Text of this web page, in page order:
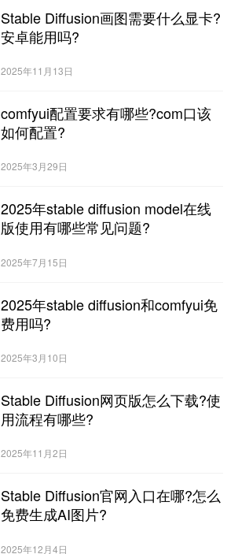
Stable Diffusion画图需要什么显卡?
安卓能用吗?
2025年11月13日
comfyui配置要求有哪些?com口该
如何配置?
2025年3月29日
2025年stable diffusion model在线
版使用有哪些常见问题?
2025年7月15日
2025年stable diffusion和comfyui免
费用吗?
2025年3月10日
Stable Diffusion网页版怎么下载?使
用流程有哪些?
2025年11月2日
Stable Diffusion官网入口在哪?怎么
免费生成AI图片?
2025年12月4日